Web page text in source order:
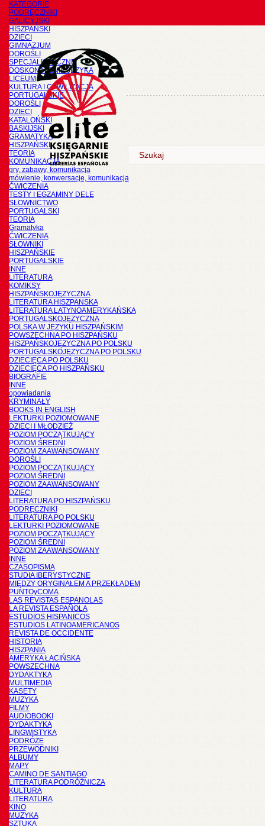
KATEGORIE
PODRĘCZNIKI
GALICYJSKI
HISZPAŃSKI
DZIECI
GIMNAZJUM
DOROŚLI
SPECJALISTYCZNE
DOSKONALENIE JĘZYKA
LICEUM
KULTURA I CYWILIZACJA
PORTUGALSKIE
DOROŚLI
DZIECI
KATALOŃSKI
BASKIJSKI
GRAMATYKA
HISZPAŃSKI
TEORIA
KOMUNIKACJA
gry, zabawy, komunikacja
mówienie, konwersacje, komunikacja
ĆWICZENIA
TESTY I EGZAMINY DELE
SŁOWNICTWO
PORTUGALSKI
TEORIA
Gramatyka
ĆWICZENIA
SŁOWNIKI
HISZPAŃSKIE
PORTUGALSKIE
INNE
LITERATURA
KOMIKSY
HISZPAŃSKOJĘZYCZNA
LITERATURA HISZPANSKA
LITERATURA LATYNOAMERYKAŃSKA
PORTUGALSKOJĘZYCZNA
POLSKA W JĘZYKU HISZPAŃSKIM
POWSZECHNA PO HISZPAŃSKU
HISZPAŃSKOJĘZYCZNA PO POLSKU
PORTUGALSKOJĘZYCZNA PO POLSKU
DZIECIĘCA PO POLSKU
DZIECIĘCA PO HISZPAŃSKU
BIOGRAFIE
INNE
opowiadania
KRYMINAŁY
BOOKS IN ENGLISH
LEKTURKI POZIOMOWANE
DZIECI I MŁODZIEŻ
POZIOM POCZĄTKUJĄCY
POZIOM ŚREDNI
POZIOM ZAAWANSOWANY
DOROŚLI
POZIOM POCZĄTKUJĄCY
POZIOM ŚREDNI
POZIOM ZAAWANSOWANY
DZIECI
LITERATURA PO HISZPAŃSKU
PODRĘCZNIKI
LITERATURA PO POLSKU
LEKTURKI POZIOMOWANE
POZIOM POCZĄTKUJĄCY
POZIOM ŚREDNI
POZIOM ZAAWANSOWANY
INNE
CZASOPISMA
STUDIA IBERYSTYCZNE
MIĘDZY ORYGINAŁEM A PRZEKŁADEM
PUNTOyCOMA
LAS REVISTAS ESPANOLAS
LA REVISTA ESPAÑOLA
ESTUDIOS HISPANICOS
ESTUDIOS LATINOAMERICANOS
REVISTA DE OCCIDENTE
HISTORIA
HISZPANIA
AMERYKA ŁACIŃSKA
POWSZECHNA
DYDAKTYKA
MULTIMEDIA
KASETY
MUZYKA
FILMY
AUDIOBOOKI
DYDAKTYKA
LINGWISTYKA
PODRÓŻE
PRZEWODNIKI
ALBUMY
MAPY
CAMINO DE SANTIAGO
LITERATURA PODRÓŻNICZA
KULTURA
LITERATURA
KINO
MUZYKA
SZTUKA